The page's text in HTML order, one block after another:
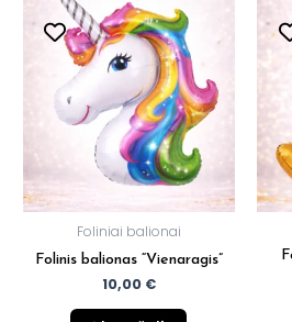
Foliniai balionai
Folinis balionas “Vienaragis”
10,00 €